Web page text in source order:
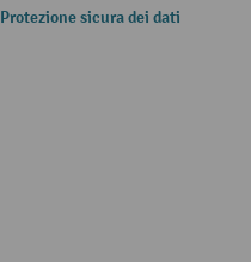
Protezione sicura dei dati